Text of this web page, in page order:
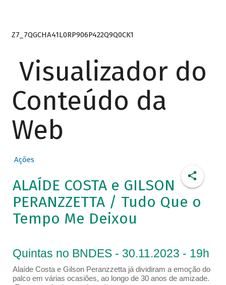
Z7_7QGCHA41L0RP906P422Q9Q0CK1
Visualizador do
Conteúdo da
Web
Ações
ALAÍDE COSTA e GILSON
PERANZZETTA / Tudo Que o
Tempo Me Deixou
Quintas no BNDES - 30.11.2023 - 19h
Alaíde Costa e Gilson Peranzzetta já dividiram a emoção do
palco em várias ocasiões, ao longo de 30 anos de amizade.